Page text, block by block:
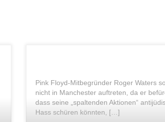
Pink Floyd-Mitbegründer Roger Waters
nicht in Manchester auftreten, da er
dass seine „spaltenden Aktionen“
Hass schüren könnten, […]